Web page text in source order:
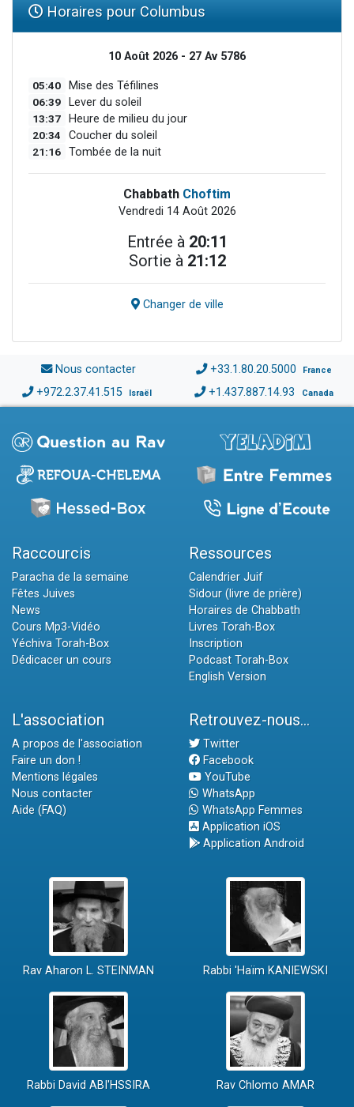
Horaires pour Columbus
10 Août 2026 - 27 Av 5786
05:40 Mise des Téfilines
06:39 Lever du soleil
13:37 Heure de milieu du jour
20:34 Coucher du soleil
21:16 Tombée de la nuit
Chabbath Choftim
Vendredi 14 Août 2026
Entrée à 20:11
Sortie à 21:12
Changer de ville
Nous contacter +33.1.80.20.5000 France
+972.2.37.41.515 Israël +1.437.887.14.93 Canada
Raccourcis
Paracha de la semaine
Fêtes Juives
News
Cours Mp3-Vidéo
Yéchiva Torah-Box
Dédicacer un cours
Ressources
Calendrier Juif
Sidour (livre de prière)
Horaires de Chabbath
Livres Torah-Box
Inscription
Podcast Torah-Box
English Version
L'association
A propos de l'association
Faire un don !
Mentions légales
Nous contacter
Aide (FAQ)
Retrouvez-nous...
Twitter
Facebook
YouTube
WhatsApp
WhatsApp Femmes
Application iOS
Application Android
Rav Aharon L. STEINMAN Rabbi 'Haïm KANIEWSKI
Rabbi David ABI'HSSIRA Rav Chlomo AMAR